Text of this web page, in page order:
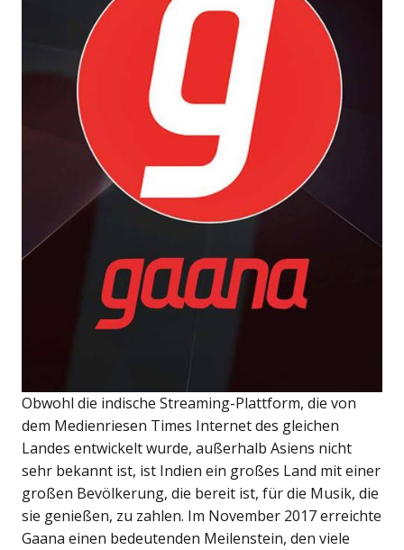
Obwohl die indische Streaming-Plattform, die von
dem Medienriesen Times Internet des gleichen
Landes entwickelt wurde, außerhalb Asiens nicht
sehr bekannt ist, ist Indien ein großes Land mit einer
großen Bevölkerung, die bereit ist, für die Musik, die
sie genießen, zu zahlen. Im November 2017 erreichte
Gaana einen bedeutenden Meilenstein, den viele